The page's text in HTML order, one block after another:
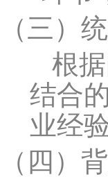
（三）
根
结合
业经
（四）